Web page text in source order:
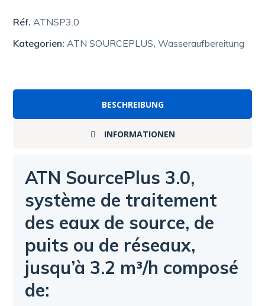
Réf.ATNSP3.0
Kategorien:ATN SOURCEPLUS,Wasseraufbereitung
BESCHREIBUNG
INFORMATIONEN
ATN SourcePlus 3.0,
système de traitement
des eaux de source, de
puits ou de réseaux,
jusqu’à 3.2 m³/h composé
de: